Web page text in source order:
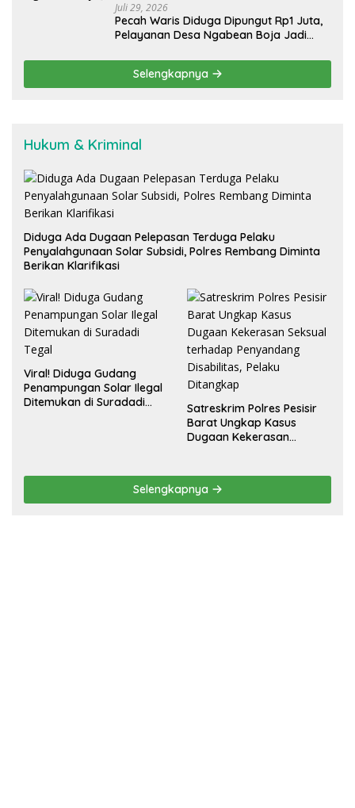
Juli 29, 2026
Pecah Waris Diduga Dipungut Rp1 Juta,
Pelayanan Desa Ngabean Boja Jadi
Selengkapnya
Hukum & Kriminal
Diduga Ada Dugaan Pelepasan Terduga Pelaku
Penyalahgunaan Solar Subsidi, Polres Rembang Diminta
Berikan Klarifikasi
Viral! Diduga Gudang
Penampungan Solar Ilegal
Ditemukan di Suradadi
Satreskrim Polres Pesisir
Barat Ungkap Kasus
Dugaan Kekerasan
Pelaku Ditangkap
Selengkapnya